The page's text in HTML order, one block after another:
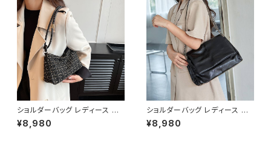
ショルダーバッグ レディース ツ
イードバッグ ミニバッグ ハンド
バッグ ワンショルダーバッグ カ
¥8,980
ショルダーバッグ レディース チ
ェーンバッグ 斜めがけバッグ レ
ディースバッグ ワンショルダーバ
¥8,980